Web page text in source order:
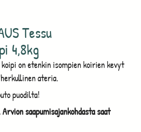
Tessu
4,8kg
on etenkin isompien koirien kevyt
ateria.
puodilta!
Arvion saapumisajankohdasta saat